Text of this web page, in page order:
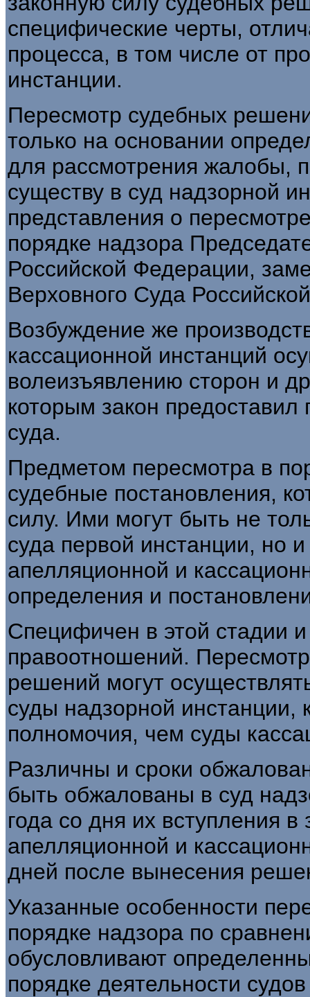
специфические черты,
процесса, в том числе от
инстанции.
Пересмотр судебных
только на основании
для рассмотрения жалобы,
существу в суд надзорной
представления о
порядке надзора
Российской Федерации,
Верховного Суда
Возбуждение же
кассационной инстанций
волеизъявлению сторон и
которым закон
суда.
Предметом пересмотра в
судебные постановления,
силу. Ими могут быть не
суда первой инстанции, но
апелляционной и
определения и
Специфичен в этой стадии
правоотношений.
решений могут
суды надзорной
полномочия, чем суды
Различны и сроки
быть обжалованы в суд
года со дня их вступления
апелляционной и
дней после вынесения
Указанные особенности
порядке надзора по
обусловливают
порядке деятельности